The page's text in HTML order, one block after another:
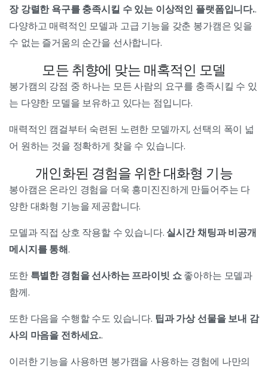
장 강렬한 욕구를 충족시킬 수 있는 이상적인 플랫폼입니다..
다양하고 매력적인 모델과 고급 기능을 갖춘 봉가캠은 잊을
수 없는 즐거움의 순간을 선사합니다.
모든 취향에 맞는 매혹적인 모델
봉가캠의 강점 중 하나는 모든 사람의 요구를 충족시킬 수 있
는 다양한 모델을 보유하고 있다는 점입니다.
매력적인 캠걸부터 숙련된 노련한 모델까지, 선택의 폭이 넓
어 원하는 것을 정확하게 찾을 수 있습니다.
개인화된 경험을 위한 대화형 기능
봉아캠은 온라인 경험을 더욱 흥미진진하게 만들어주는 다
양한 대화형 기능을 제공합니다.
모델과 직접 상호 작용할 수 있습니다. 실시간 채팅과 비공개
메시지를 통해.
또한 특별한 경험을 선사하는 프라이빗 쇼좋아하는 모델과
함께.
또한 다음을 수행할 수도 있습니다. 팁과 가상 선물을 보내 감
사의 마음을 전하세요..
이러한 기능을 사용하면 봉가캠을 사용하는 경험에 나만의